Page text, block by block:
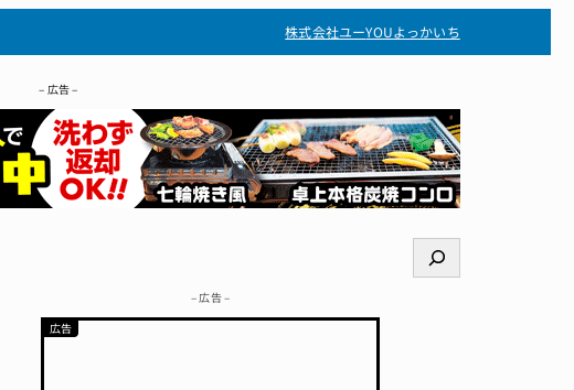
株式会社ユーYOUよっかいち
– 広告 –
検
索
– 広告 –